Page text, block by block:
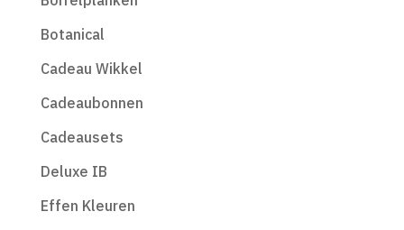
Botanical
Cadeau Wikkel
Cadeaubonnen
Cadeausets
Deluxe IB
Effen Kleuren